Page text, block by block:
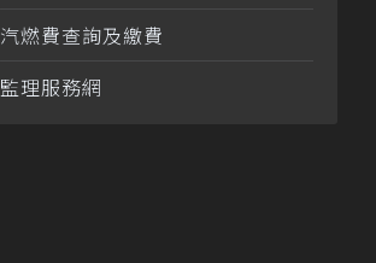
汽燃費查詢及繳費
監理服務網